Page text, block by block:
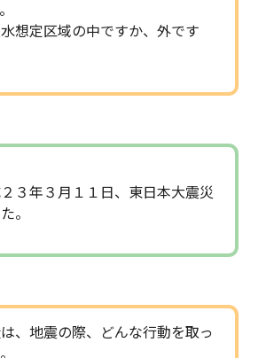
想定区域の中ですか、外です
３年３月１１日、東日本大震災
。
、地震の際、どんな行動を取っ